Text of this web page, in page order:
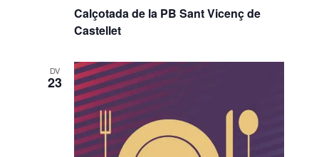
Calçotada de la PB Sant Vicenç de
Castellet
DV
23